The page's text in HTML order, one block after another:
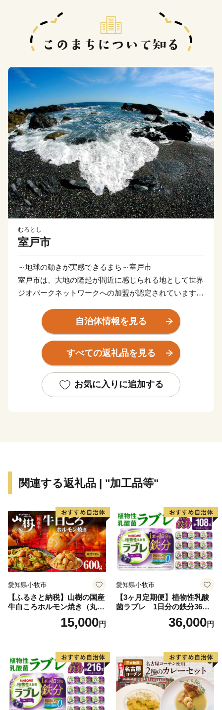
むろとし
室戸市
～地球の動きが実感できるまち～室戸市
室戸市は、大地の隆起が間近に感じられる地として世界
ジオパークネットワークへの加盟が認定されています。
なまちです。金目鯛をはじめ、豊富な魚種を誇る海産物
や温暖な気候を活かしたビワ、さつまいも等の農産物は
もちろん、イルカとのふれあい等、現地での体験メニュ
ーもございます。室戸市が誇る食や自然に触れていただ
自治体情報を見る
すべての返礼品を見る
お気に入りに追加する
関連する返礼品 | "加工品等"
愛知県小牧市
【ふるさと納税】山樹の国産
牛白ころホルモン焼き（丸
15,000円
愛知県小牧市
【3ヶ月定期便】植物性乳酸
菌ラブレ 1日分の鉄分36本
（計108本） [052S10-T]
36,000円